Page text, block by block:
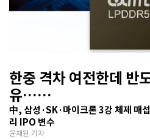
한중 격차 여전한데 반
유…
기술보다 무서운 ‘과점
中, 삼성·SK·마이크론 3강 체제 매
리 IPO 변수
윤채원 기자